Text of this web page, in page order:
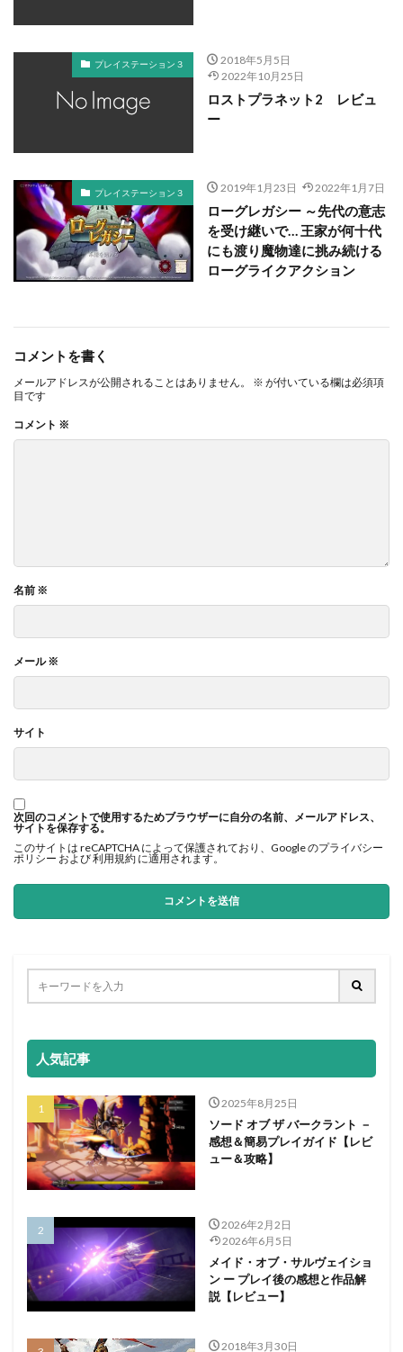
プレイステーション３
2018年5月5日
2022年10月25日
ロストプラネット2 レビュ
ー
プレイステーション３ 2019年1月23日 2022年1月7日
ローグレガシー ～先代の意志
を受け継いで… 王家が何十代
にも渡り魔物達に挑み続ける
ローグライクアクション
コメントを書く
メールアドレスが公開されることはありません。 ※ が付いている欄は必須項
目です
コメント ※
名前 ※
メール※
サイト
次回のコメントで使用するためブラウザーに自分の名前、メールアドレス、
サイトを保存する。
このサイトは reCAPTCHA によって保護されており、Google のプライバシー
ポリシー および利用規約 に適用されます。
人気記事
2025年8月25日
ソード オブ ザ バークラント －
感想＆簡易プレイガイド【レビ
ュー＆攻略】
2026年2月2日
2026年6月5日
メイド・オブ・サルヴェイショ
ン ー プレイ後の感想と作品解
説【レビュー】
2018年3月30日